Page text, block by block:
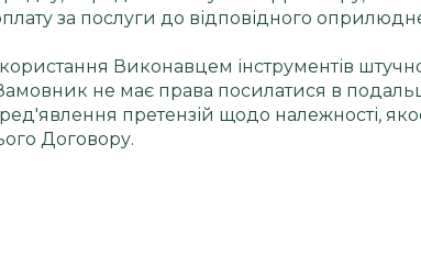
за послуги до відповідного
Виконавцем інструментів
не має права посилатися в
претензій щодо належності,
Договору.